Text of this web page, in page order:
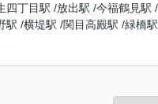
四丁目駅 /放出駅 /今福鶴見駅 /
駅 /横堤駅 /関目高殿駅 /緑橋駅